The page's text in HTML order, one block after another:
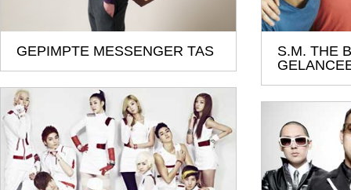
GEPIMPTE MESSENGER TAS
S.M. THE